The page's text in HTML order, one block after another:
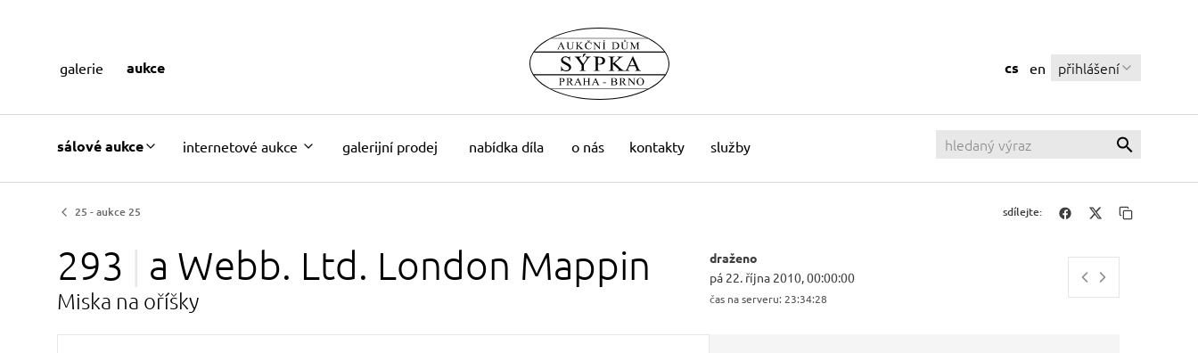
sálové aukce internetové aukce galerijní prodej nabídka díla o nás kontakty služby
cs en přihlášení
galerie aukce
25 - aukce 25 sdílejte:
293 a Webb. Ltd. London Mappin
Miska na oříšky
draženo
pá 22. října 2010, 00:00:00
čas na serveru: 23:34:28